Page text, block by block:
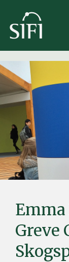
Greve